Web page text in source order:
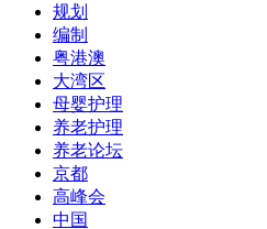
规划
编制
粤港澳
大湾区
母婴护理
养老护理
养老论坛
京都
高峰会
中国